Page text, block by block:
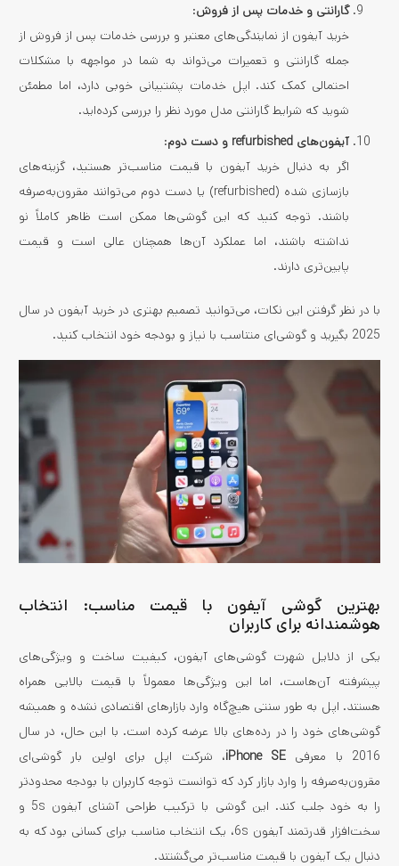
گارانتی و خدمات پس از فروش:
خرید آیفون از نمایندگی‌های معتبر و بررسی خدمات پس از فروش از
جمله گارانتی و تعمیرات می‌تواند به شما در مواجهه با مشکلات
احتمالی کمک کند. اپل خدمات پشتیبانی خوبی دارد، اما مطمئن
شوید که شرایط گارانتی مدل مورد نظر را بررسی کرده‌اید.
آیفون‌های refurbished و دست دوم
:
اگر به دنبال خرید آیفون با قیمت مناسب‌تر هستید، گزینه‌های
بازسازی شده (refurbished) یا دست دوم می‌توانند مقرون‌به‌صرفه
باشند. توجه کنید که این گوشی‌ها ممکن است ظاهر کاملاً نو
نداشته باشند، اما عملکرد آن‌ها همچنان عالی است و قیمت
پایین‌تری دارند.
با در نظر گرفتن این نکات، می‌توانید تصمیم بهتری در خرید آیفون در سال
2025 بگیرید و گوشی‌ای متناسب با نیاز و بودجه خود انتخاب کنید.
بهترین گوشی آیفون با قیمت مناسب: انتخاب
هوشمندانه برای کاربران
یکی از دلایل شهرت گوشی‌های آیفون، کیفیت ساخت و ویژگی‌های
پیشرفته آن‌هاست، اما این ویژگی‌ها معمولاً با قیمت بالایی همراه
هستند. اپل به طور سنتی هیچ‌گاه وارد بازارهای اقتصادی نشده و همیشه
گوشی‌های خود را در رده‌های بالا عرضه کرده است. با این حال، در سال
2016 با معرفی
iPhone SE، شرکت اپل برای اولین بار گوشی‌ای
مقرون‌به‌صرفه را وارد بازار کرد که توانست توجه کاربران با بودجه محدودتر
را به خود جلب کند. این گوشی با ترکیب طراحی آشنای آیفون 5s و
سخت‌افزار قدرتمند آیفون 6s، یک انتخاب مناسب برای کسانی بود که به
دنبال یک آیفون با قیمت مناسب‌تر می‌گشتند.